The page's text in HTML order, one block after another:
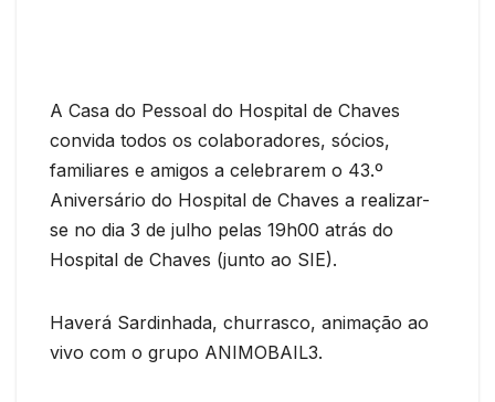
A Casa do Pessoal do Hospital de Chaves
convida todos os colaboradores, sócios,
familiares e amigos a celebrarem o 43.º
Aniversário do Hospital de Chaves a realizar-
se no dia 3 de julho pelas 19h00 atrás do
Hospital de Chaves (junto ao SIE).
Haverá Sardinhada, churrasco, animação ao
vivo com o grupo ANIMOBAIL3.